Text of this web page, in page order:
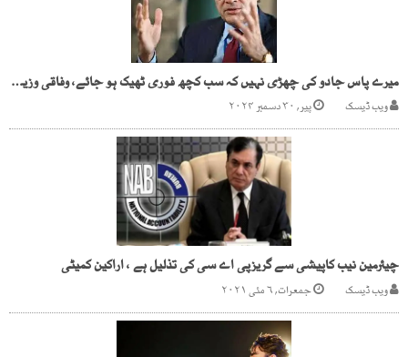
میرے پاس جادو کی چھڑی نہیں کہ سب کچھ فوری ٹھیک ہو جائے، وفاقی وزیر خزانہ
ویب ڈیسک پیر, ۳۰ دسمبر ۲۰۲۴
چیئرمین نیب کاپیشی سے گریزپی اے سی کی تذلیل ہے ، اراکین کمیٹی
ویب ڈیسک جمعرات, ۶ مئی ۲۰۲۱